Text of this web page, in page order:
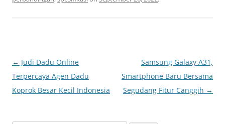
Post
navigation
← Judi Dadu Online
Terpercaya Agen Dadu
Koprok Besar Kecil Indonesia
Samsung Galaxy A31,
Smartphone Baru Bersama
Segudang Fitur Canggih →